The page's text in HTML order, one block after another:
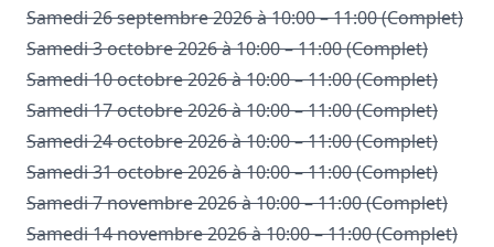
Samedi 26 septembre 2026 à 10:00 – 11:00 (Complet)
Samedi 3 octobre 2026 à 10:00 – 11:00 (Complet)
Samedi 10 octobre 2026 à 10:00 – 11:00 (Complet)
Samedi 17 octobre 2026 à 10:00 – 11:00 (Complet)
Samedi 24 octobre 2026 à 10:00 – 11:00 (Complet)
Samedi 31 octobre 2026 à 10:00 – 11:00 (Complet)
Samedi 7 novembre 2026 à 10:00 – 11:00 (Complet)
Samedi 14 novembre 2026 à 10:00 – 11:00 (Complet)